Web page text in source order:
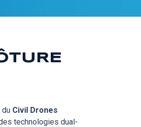
du Civil Drones
technologies dual-